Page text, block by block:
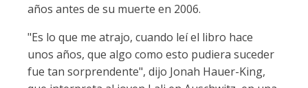
años antes de su muerte en 2006.
"Es lo que me atrajo, cuando leí el libro hace
unos años, que algo como esto pudiera suceder
fue tan sorprendente", dijo Jonah Hauer-King,